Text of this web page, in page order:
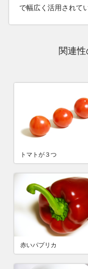
で幅広く活用されて
関連
トマトが３つ
赤いパプリカ